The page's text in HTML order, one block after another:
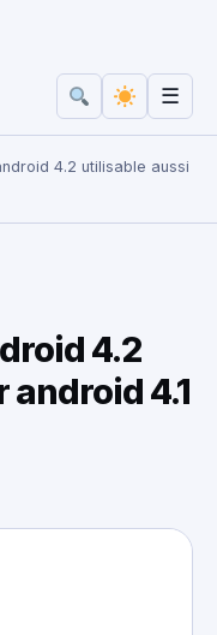
☰
4.2 utilisable aussi
4.2
4.1